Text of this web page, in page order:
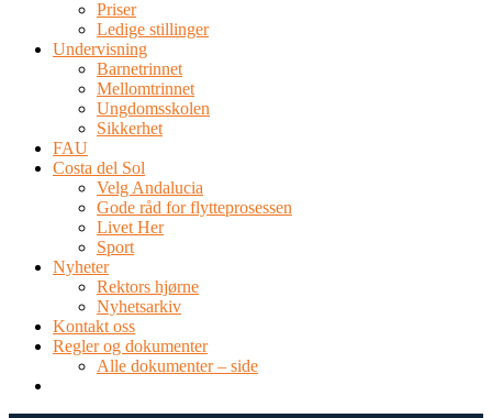
Priser
Ledige stillinger
Undervisning
Barnetrinnet
Mellomtrinnet
Ungdomsskolen
Sikkerhet
FAU
Costa del Sol
Velg Andalucia
Gode råd for flytteprosessen
Livet Her
Sport
Nyheter
Rektors hjørne
Nyhetsarkiv
Kontakt oss
Regler og dokumenter
Alle dokumenter – side